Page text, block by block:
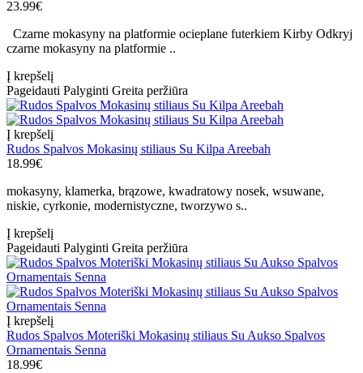
23.99€
Czarne mokasyny na platformie ocieplane futerkiem Kirby Odkryj
czarne mokasyny na platformie ..
Į krepšelį
Pageidauti Palyginti Greita peržiūra
Į krepšelį
Rudos Spalvos Mokasinų stiliaus Su Kilpa Areebah
18.99€
mokasyny, klamerka, brązowe, kwadratowy nosek, wsuwane,
niskie, cyrkonie, modernistyczne, tworzywo s..
Į krepšelį
Pageidauti Palyginti Greita peržiūra
Į krepšelį
Rudos Spalvos Moteriški Mokasinų stiliaus Su Aukso Spalvos
Ornamentais Senna
18.99€